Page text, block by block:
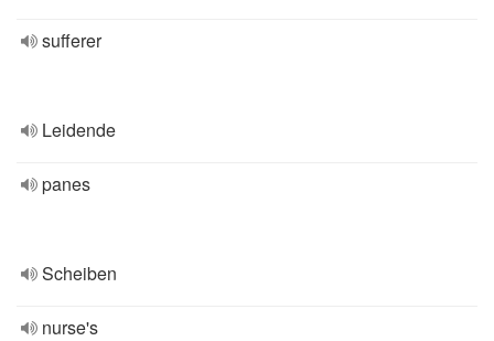
sufferer
Leidende
panes
Scheiben
nurse's